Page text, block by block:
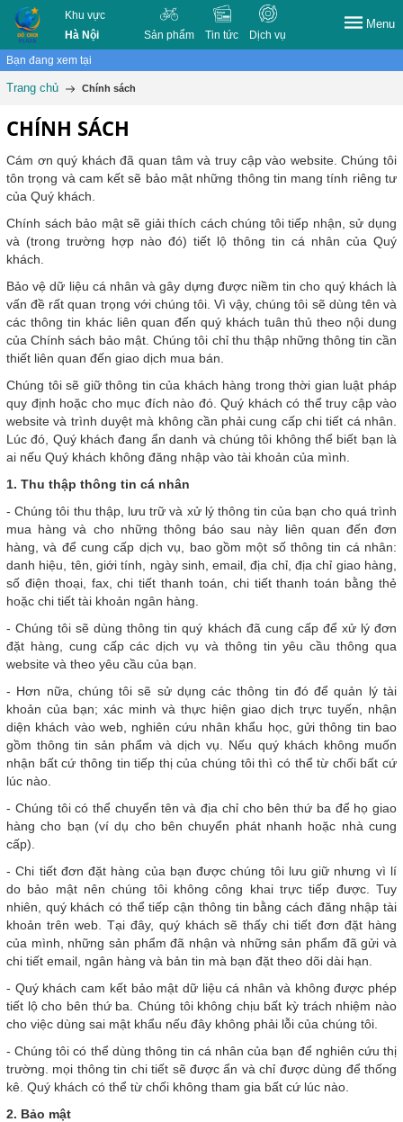
Khu vực
Hà Nội
Sản phẩm Tin tức Dịch vụ
Menu
Bạn đang xem tại
Trang chủ Chính sách
CHÍNH SÁCH
Cám ơn quý khách đã quan tâm và truy cập vào website. Chúng tôi
tôn trọng và cam kết sẽ bảo mật những thông tin mang tính riêng tư
của Quý khách.
Chính sách bảo mật sẽ giải thích cách chúng tôi tiếp nhận, sử dụng
và (trong trường hợp nào đó) tiết lộ thông tin cá nhân của Quý
khách.
Bảo vệ dữ liệu cá nhân và gây dựng được niềm tin cho quý khách là
vấn đề rất quan trọng với chúng tôi. Vì vậy, chúng tôi sẽ dùng tên và
các thông tin khác liên quan đến quý khách tuân thủ theo nội dung
của Chính sách bảo mật. Chúng tôi chỉ thu thập những thông tin cần
thiết liên quan đến giao dịch mua bán.
Chúng tôi sẽ giữ thông tin của khách hàng trong thời gian luật pháp
quy định hoặc cho mục đích nào đó. Quý khách có thể truy cập vào
website và trình duyệt mà không cần phải cung cấp chi tiết cá nhân.
Lúc đó, Quý khách đang ẩn danh và chúng tôi không thể biết bạn là
ai nếu Quý khách không đăng nhập vào tài khoản của mình.
1. Thu thập thông tin cá nhân
- Chúng tôi thu thập, lưu trữ và xử lý thông tin của bạn cho quá trình
mua hàng và cho những thông báo sau này liên quan đến đơn
hàng, và để cung cấp dịch vụ, bao gồm một số thông tin cá nhân:
danh hiệu, tên, giới tính, ngày sinh, email, địa chỉ, địa chỉ giao hàng,
số điện thoại, fax, chi tiết thanh toán, chi tiết thanh toán bằng thẻ
hoặc chi tiết tài khoản ngân hàng.
- Chúng tôi sẽ dùng thông tin quý khách đã cung cấp để xử lý đơn
đặt hàng, cung cấp các dịch vụ và thông tin yêu cầu thông qua
website và theo yêu cầu của bạn.
- Hơn nữa, chúng tôi sẽ sử dụng các thông tin đó để quản lý tài
khoản của bạn; xác minh và thực hiện giao dịch trực tuyến, nhận
diện khách vào web, nghiên cứu nhân khẩu học, gửi thông tin bao
gồm thông tin sản phẩm và dịch vụ. Nếu quý khách không muốn
nhận bất cứ thông tin tiếp thị của chúng tôi thì có thể từ chối bất cứ
lúc nào.
- Chúng tôi có thể chuyển tên và địa chỉ cho bên thứ ba để họ giao
hàng cho bạn (ví dụ cho bên chuyển phát nhanh hoặc nhà cung
cấp).
- Chi tiết đơn đặt hàng của bạn được chúng tôi lưu giữ nhưng vì lí
do bảo mật nên chúng tôi không công khai trực tiếp được. Tuy
nhiên, quý khách có thể tiếp cận thông tin bằng cách đăng nhập tài
khoản trên web. Tại đây, quý khách sẽ thấy chi tiết đơn đặt hàng
của mình, những sản phẩm đã nhận và những sản phẩm đã gửi và
chi tiết email, ngân hàng và bản tin mà bạn đặt theo dõi dài hạn.
- Quý khách cam kết bảo mật dữ liệu cá nhân và không được phép
tiết lộ cho bên thứ ba. Chúng tôi không chịu bất kỳ trách nhiệm nào
cho việc dùng sai mật khẩu nếu đây không phải lỗi của chúng tôi.
- Chúng tôi có thể dùng thông tin cá nhân của bạn để nghiên cứu thị
trường. mọi thông tin chi tiết sẽ được ẩn và chỉ được dùng để thống
kê. Quý khách có thể từ chối không tham gia bất cứ lúc nào.
2. Bảo mật